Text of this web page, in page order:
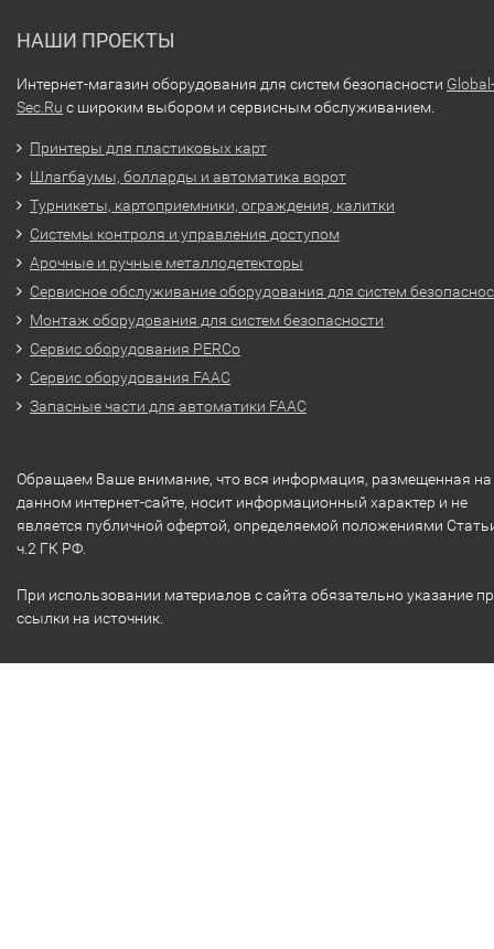
НАШИ ПРОЕКТЫ
Интернет-магазин оборудования для систем безопасности Global-
Sec.Ru с широким выбором и сервисным обслуживанием.
Принтеры для пластиковых карт
Шлагбаумы, болларды и автоматика ворот
Турникеты, картоприемники, ограждения, калитки
Системы контроля и управления доступом
Арочные и ручные металлодетекторы
Сервисное обслуживание оборудования для систем
Монтаж оборудования для систем безопасности
Сервис оборудования PERCo
Сервис оборудования FAAC
Запасные части для автоматики FAAC
Обращаем Ваше внимание, что вся информация, размещенная на
данном интернет-сайте, носит информационный характер и не
является публичной офертой, определяемой положениями
ч.2 ГК РФ.
При использовании материалов с сайта обязательно указание
ссылки на источник.